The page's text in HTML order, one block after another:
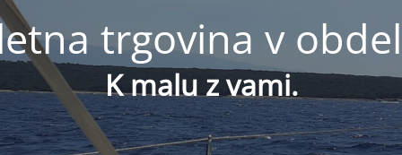
trgovina v
K malu z vami.